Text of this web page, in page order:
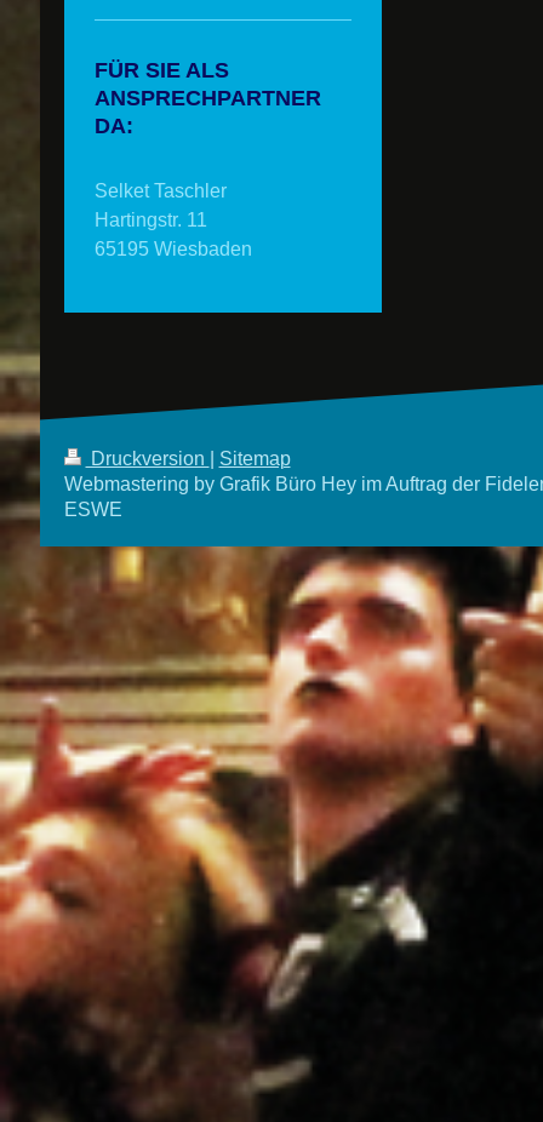
FÜR SIE ALS
ANSPRECHPARTNER
DA:
Selket Taschler
Hartingstr. 11
65195 Wiesbaden
Druckversion
Sitemap
Webmastering by Grafik Büro Hey im Auftrag der
ESWE